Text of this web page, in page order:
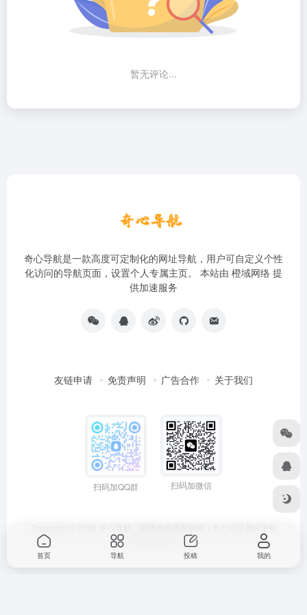
暂无评论...
奇心导航是一款高度可定制化的网址导航，用户可自定义个性
化访问的导航页面，设置个人专属主页。 本站由 橙域网络 提
供加速服务
友链申请 免责声明 广告合作 关于我们
扫码加QQ群 扫码加微信
首页 导航 投稿 我的